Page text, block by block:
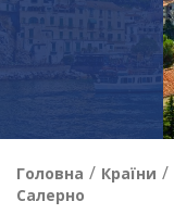
Головна / Країни /
Салерно